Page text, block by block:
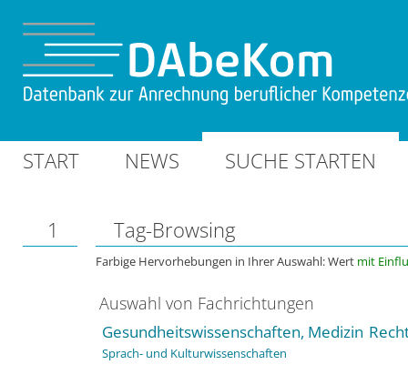
START NEWS SUCHE STARTEN
1 Tag-Browsing
Farbige Hervorhebungen in Ihrer Auswahl: Wert mit
Auswahl von Fachrichtungen
Gesundheitswissenschaften, Medizin
Sprach- und Kulturwissenschaften